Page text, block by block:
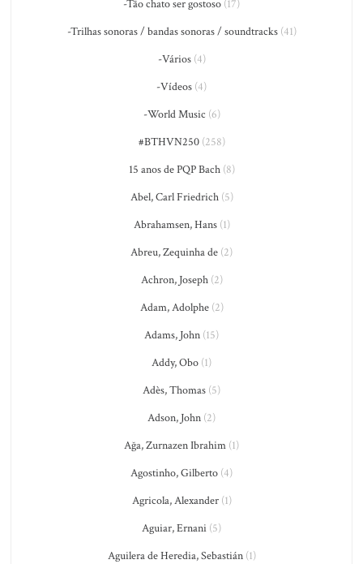
-Tão chato ser gostoso (17)
-Trilhas sonoras / bandas sonoras / soundtracks(41)
-Vários(4)
-Vídeos (4)
-World Music (6)
#BTHVN250(258)
15 anos de PQP Bach(8)
Abel, Carl Friedrich(5)
Abrahamsen, Hans(1)
Abreu, Zequinha de (2)
Achron, Joseph(2)
Adam, Adolphe(2)
Adams, John (15)
Addy, Obo (1)
Adès, Thomas (5)
Adson, John (2)
Ağa, Zurnazen Ibrahim (1)
Agostinho, Gilberto (4)
Agricola, Alexander(1)
Aguiar, Ernani (5)
Aguilera de Heredia, Sebastián(1)